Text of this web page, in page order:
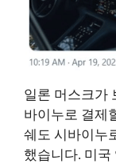
일론 머스크가
바이누로 결제
쉐도 시바이누
했습니다. 미국